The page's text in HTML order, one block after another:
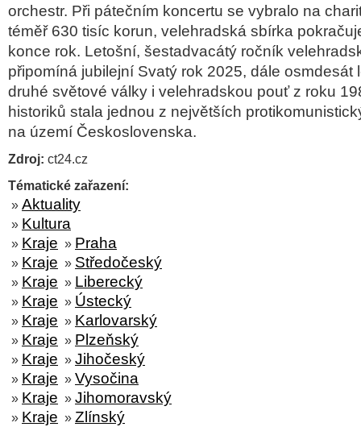
orchestr. Při pátečním koncertu se vybralo na
téměř 630 tisíc korun, velehradská sbírka
konce rok. Letošní, šestadvacátý ročník
připomíná jubilejní Svatý rok 2025, dále osmdesát
druhé světové války i velehradskou pouť z roku
historiků stala jednou z největších
na území Československa.
Zdroj: ct24.cz
Tématické zařazení:
» Aktuality
» Kultura
» Kraje » Praha
» Kraje » Středočeský
» Kraje » Liberecký
» Kraje » Ústecký
» Kraje » Karlovarský
» Kraje » Plzeňský
» Kraje » Jihočeský
» Kraje » Vysočina
» Kraje » Jihomoravský
» Kraje » Zlínský